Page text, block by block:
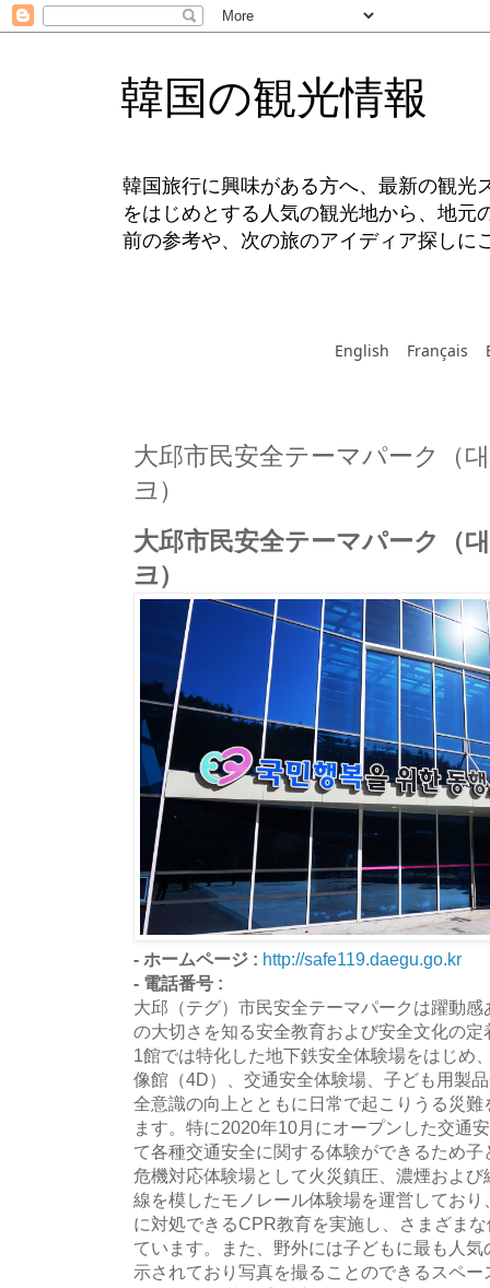
韓国の観光情報
韓国旅行に興味がある方へ、最新の観光
をはじめとする人気の観光地から、地
前の参考や、次の旅のアイディア探しに
English Français
大邱市民安全テーマパーク（
크）
大邱市民安全テーマパーク（
크）
- ホームページ : http://safe119.daegu.go.kr
- 電話番号 :
大邱（テグ）市民安全テーマパークは躍動
の大切さを知る安全教育および安全文化の
1館では特化した地下鉄安全体験場をはじめ
像館（4D）、交通安全体験場、子ども用製
全意識の向上とともに日常で起こりうる災
ます。特に2020年10月にオープンした交通
て各種交通安全に関する体験ができるため
危機対応体験場として火災鎮圧、濃煙およ
線を模したモノレール体験場を運営してお
に対処できるCPR教育を実施し、さまざま
ています。また、野外には子どもに最も人
示されており写真を撮ることのできるスペー